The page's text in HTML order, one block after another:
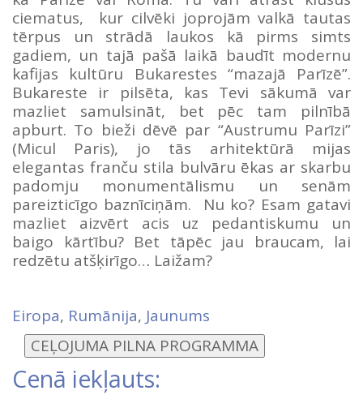
ciematus, kur cilvēki joprojām valkā tautas
tērpus un strādā laukos kā pirms simts
gadiem, un tajā pašā laikā baudīt modernu
kafijas kultūru Bukarestes “mazajā Parīzē”.
Bukareste ir pilsēta, kas Tevi sākumā var
mazliet samulsināt, bet pēc tam pilnībā
apburt. To bieži dēvē par “Austrumu Parīzi”
(Micul Paris), jo tās arhitektūrā mijas
elegantas franču stila bulvāru ēkas ar skarbu
padomju monumentālismu un senām
pareizticīgo baznīciņām. Nu ko? Esam gatavi
mazliet aizvērt acis uz pedantiskumu un
baigo kārtību? Bet tāpēc jau braucam, lai
redzētu atšķirīgo… Laižam?
Eiropa, Rumānija, Jaunums
Cenā iekļauts: